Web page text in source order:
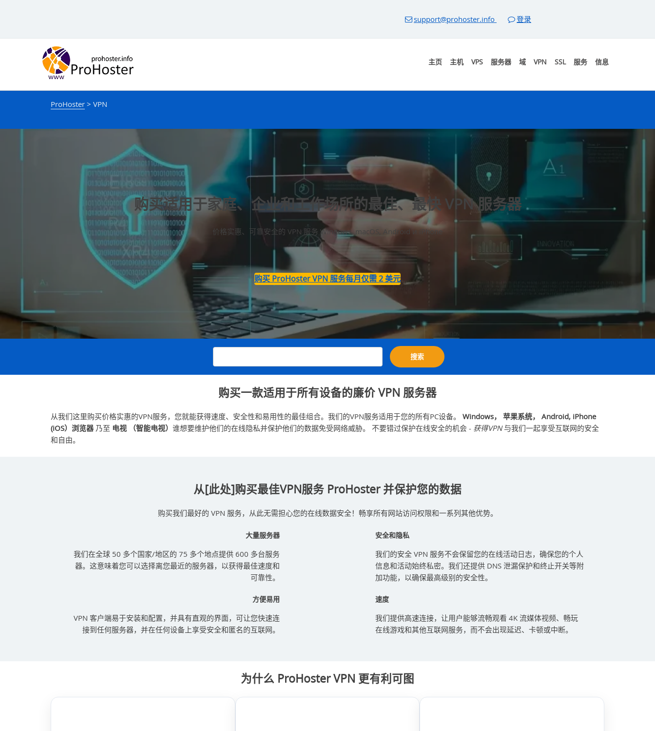
容
support@prohoster.info 登录
主页 主机 VPS 服务器 域 VPN SSL 服务 信息
ProHoster > VPN
购买适用于家庭、企业和工作场所的最佳、最快 VPN 服务器
价格实惠、可靠安全的 VPN 服务 Windows, macOS, Android и iPhone
购买 ProHoster VPN 服务每月仅需 2 美元
搜索
购买一款适用于所有设备的廉价 VPN 服务器
从我们这里购买价格实惠的VPN服务，您就能获得速度、安全性和易用性的最佳组合。我们的VPN服务适用于您的所有PC设备。 Windows， 苹果系统， Android, iPhone
(iOS） 浏览器乃至 电视 （智能电视） 谁想要维护他们的在线隐私并保护他们的数据免受网络威胁。 不要错过保护在线安全的机会 - 获得VPN与我们一起享受互联网的安全
和自由。
从[此处]购买最佳VPN服务 ProHoster 并保护您的数据
购买我们最好的 VPN 服务，从此无需担心您的在线数据安全！畅享所有网站访问权限和一系列其他优势。
大量服务器
我们在全球 50 多个国家/地区的 75 多个地点提供 600 多台服务
器。这意味着您可以选择离您最近的服务器，以获得最佳速度和
可靠性。
安全和隐私
我们的安全 VPN 服务不会保留您的在线活动日志，确保您的个人
信息和活动始终私密。我们还提供 DNS 泄漏保护和终止开关等附
加功能，以确保最高级别的安全性。
方便易用
VPN 客户端易于安装和配置，并具有直观的界面，可让您快速连
接到任何服务器，并在任何设备上享受安全和匿名的互联网。
速度
我们提供高速连接，让用户能够流畅观看 4K 流媒体视频、畅玩
在线游戏和其他互联网服务，而不会出现延迟、卡顿或中断。
为什么 ProHoster VPN 更有利可图